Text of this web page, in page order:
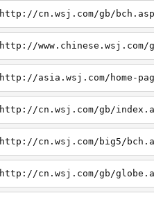
http://cn.wsj.com/gb/bch.asp
http://www.chinese.wsj.com/
http://asia.wsj.com/home-
http://cn.wsj.com/gb/
http://cn.wsj.com/big5/
http://cn.wsj.com/gb/